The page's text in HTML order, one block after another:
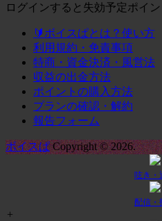
ログインすると失効予定ポイン
🔰ボイスぱとは？使い方
利用規約・免責事項
特商・資金決済・風営法
収益の出金方法
ポイントの購入方法
プランの確認・解約
報告フォーム
ボイスぱCopyright © 2026.
呟き・
配信・
+